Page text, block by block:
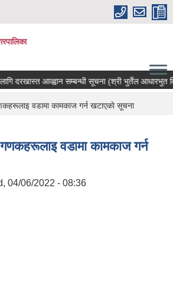
दरखास्त आव्ह्वान सम्बन्धी सूचना (श्री भुर्तेल आधारभुत
वडामा कामकाज गर्न खटाएकाे सूचना
वडामा कामकाज गर्न
04/06/2022 - 08:36